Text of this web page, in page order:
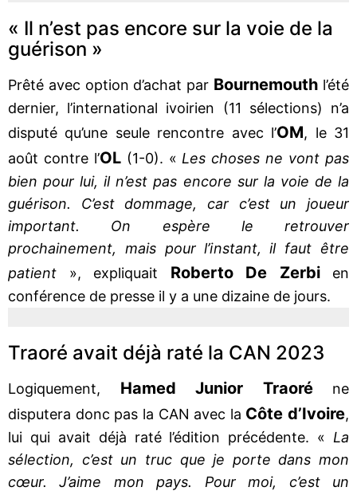
« Il n’est pas encore sur la voie de la
guérison »
Prêté avec option d’achat par Bournemouth l’été
dernier, l’international ivoirien (11 sélections) n’a
disputé qu’une seule rencontre avec l’OM, le 31
août contre l’OL(1-0). « Les choses ne vont pas
bien pour lui, il n’est pas encore sur la voie de la
guérison. C’est dommage, car c’est un joueur
important. On espère le retrouver
prochainement, mais pour l’instant, il faut être
patient », expliquait Roberto De Zerbi
en
conférence de presse il y a une dizaine de jours.
Traoré avait déjà raté la CAN 2023
Logiquement, Hamed Junior Traoréne
disputera donc pas la CAN avec la Côte d’Ivoire,
lui qui avait déjà raté l’édition précédente. « La
sélection, c’est un truc que je porte dans mon
cœur. J’aime mon pays. Pour moi, c’est un